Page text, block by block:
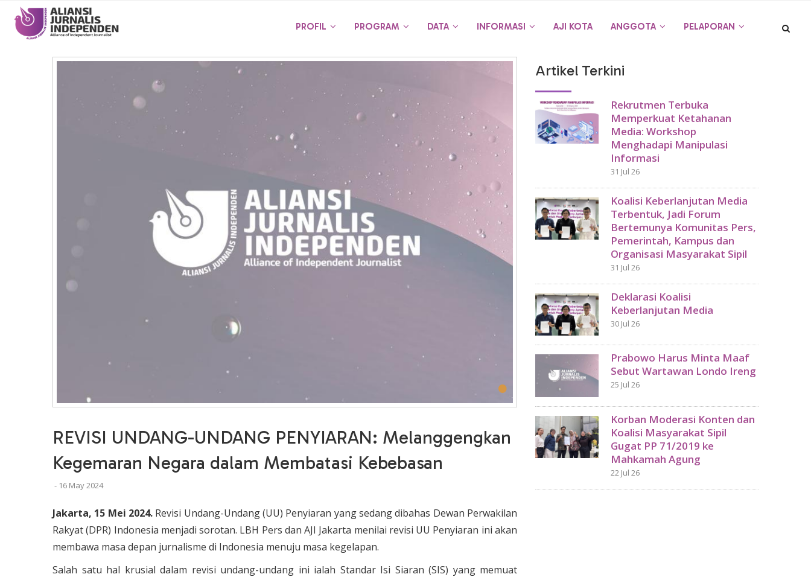
PROFIL PROGRAM DATA INFORMASI AJI KOTA ANGGOTA PELAPORAN
•
REVISI UNDANG-UNDANG PENYIARAN: Melanggengkan
Kegemaran Negara dalam Membatasi Kebebasan
- 16 May 2024
Jakarta, 15 Mei 2024. Revisi Undang-Undang (UU) Penyiaran yang sedang dibahas Dewan Perwakilan
Rakyat (DPR) Indonesia menjadi sorotan. LBH Pers dan AJI Jakarta menilai revisi UU Penyiaran ini akan
membawa masa depan jurnalisme di Indonesia menuju masa kegelapan.
Salah satu hal krusial dalam revisi undang-undang ini ialah Standar Isi Siaran (SIS) yang memuat
Artikel Terkini
Rekrutmen Terbuka
Memperkuat Ketahanan
Media: Workshop
Menghadapi Manipulasi
Informasi
31 Jul 26
Koalisi Keberlanjutan Media
Terbentuk, Jadi Forum
Bertemunya Komunitas Pers,
Pemerintah, Kampus dan
Organisasi Masyarakat Sipil
31 Jul 26
Deklarasi Koalisi
Keberlanjutan Media
30 Jul 26
Prabowo Harus Minta Maaf
Sebut Wartawan Londo Ireng
25 Jul 26
Korban Moderasi Konten dan
Koalisi Masyarakat Sipil
Gugat PP 71/2019 ke
Mahkamah Agung
22 Jul 26